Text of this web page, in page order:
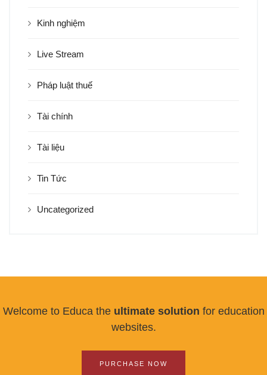
Kinh nghiệm
Live Stream
Pháp luật thuế
Tài chính
Tài liệu
Tin Tức
Uncategorized
Welcome to Educa the ultimate solution for education
websites.
PURCHASE NOW